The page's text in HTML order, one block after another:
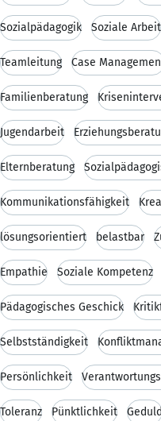
Sozialpädagogik Soziale Arbeit
Teamleitung Case
Familienberatung
Jugendarbeit
Elternberatung
Kommunikationsfähigkeit
lösungsorientiert belastbar
Empathie Soziale Kompetenz
Pädagogisches Geschick
Selbstständigkeit
Persönlichkeit
Toleranz Pünktlichkeit